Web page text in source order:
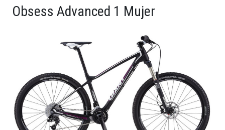
Obsess Advanced 1 Mujer